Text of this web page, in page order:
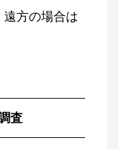
方の場合は
査